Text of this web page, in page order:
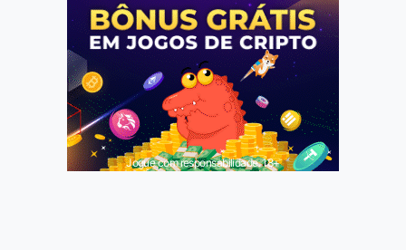
Jogue com responsabilidade. 18+